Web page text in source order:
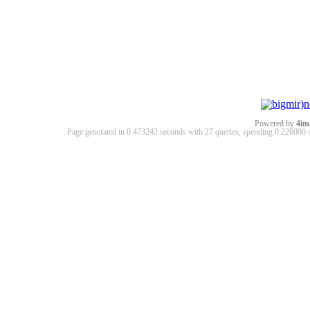
Powered by
Page generated in 0.473242 seconds with 27 queries, spending